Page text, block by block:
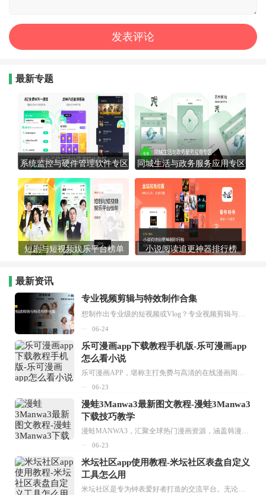
最新专题
系统监控与硬件管理软件专区 同城生活与政务服务应用专区
短剧与短视频娱乐平台榜单 小说阅读追更神器排行榜
最新资讯
专业视频剪辑与特效制作合集
06-24
乐可漫画app下载教程手机版-乐可漫画app
怎么看小说
乐可漫画APP，堪称主打免费与高清的在线漫画阅读神器。其官方版提供海量完整版漫画资源，无论是国内漫画，还是日漫、韩漫、台漫、美漫等国外漫画，应有尽有，随时供你阅读。只需轻点一下，便能直接进入阅读界面。不仅如此，乐可漫画最新版本更新速度极快，在这里，你总能抢先看到全网一手漫画章节内容！...
06-23
漫蛙3Manwa3最新图文教程-漫蛙3Manwa3
下载技巧教学
漫蛙MANWA3，汇聚全球热门漫画资源，涵盖韩漫、欧美漫画、国漫等多种类型，题材丰富多样，全方位满足用户阅读喜好。它不仅是阅读平台，更是创作平台，为广大用户打造零门槛创作环境。...
06-23
米坛社区app使用教程-米坛社区表盘自定义
工具怎么用
米坛社区是专为钟表爱好者打造的交流平台。无论你是初涉钟表领域的普通爱好者，还是拥有多年收藏经验的资深玩家，都能在此找到属于自己的天地。 无需注册，就能轻松参与其中。通过专业的讨论论坛与丰富的交互功能，你可与世界各地的钟表爱好者畅快交流。若你钟情于钟表，米坛社区无疑是值得一试的理想之选。在这里，你能获取最新的手表资讯，交流见解，提升鉴赏品味，让每一块手表都成为收藏故事中重要的一部分。感兴趣的朋友，不要错过下载机会。...